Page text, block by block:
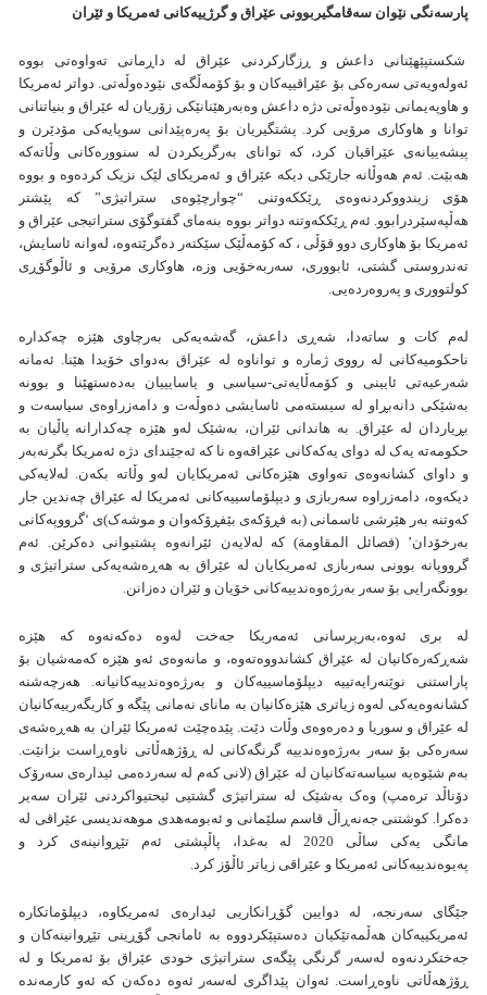
پارسەنگی نێوان سەقامگیربوونی عێراق و گرژییەکانی ئەمریکا و ئێران
شکستپێهێنانی داعش و ڕزگارکردنی عێراق لە داڕمانی تەواوەتی بووە
ئەولەویەتی سەرەکی بۆ عێراقییەکان و بۆ کۆمەڵگەی نێودەوڵەتی. دواتر ئەمریکا
و هاوپەیمانی نێودەوڵەتی دژە داعش وەبەرهێنانێکی زۆریان لە عێراق و بنیاتنانی
توانا و هاوکاری مرۆیی کرد. پشتگیریان بۆ پەرەپێدانی سوپایەكی مۆدێرن و
پیشەییانەی عێراقیان کرد، کە توانای بەرگریکردن لە سنوورەکانی وڵاتەكە
هەبێت. ئەم هەوڵانە جارێکی دیکە عێراق و ئەمریکای لێک نزیک کردەوە و بووە
هۆی زیندووکردنەوەی ڕێککەوتنی “چوارچێوەی ستراتیژی” کە پێشتر
هەڵپەسێردرابوو. ئەم ڕێککەوتنە دواتر بووە بنەمای گفتوگۆی ستراتیجی عێراق و
ئەمریکا بۆ هاوکاری دوو قۆڵی ، کە کۆمەڵێک سێکتەر دەگرێتەوە، لەوانە ئاسایش،
تەندروستی گشتی، ئابووری، سەربەخۆیی وزە، هاوکاری مرۆیی و ئاڵوگۆڕی
کولتووری و پەروەردەیی.
لەم کات و ساتەدا، شەڕی داعش، گەشەیەکی بەرچاوی هێزە چەکدارە
ناحکومیەکانی لە رووی ژمارە و تواناوە لە عێراق بەدوای خۆیدا هێنا. ئەمانە
شەرعیەتی ئایینی و کۆمەڵایەتی-سیاسی و یاسایییان بەدەستهێنا و بوونە
بەشێکی دانەبڕاو لە سیستەمی ئاسایشی دەوڵەت و دامەزراوەی سیاسەت و
بڕیاردان لە عێراق. بە هاندانی ئێران، بەشێک لەو هێزە چەکدارانە پاڵیان بە
حکومەتە یەک لە دوای یەکەکانی عێراقەوە نا کە ئەجێندای دژە ئەمریکا بگرنەبەر
و داوای کشانەوەی تەواوی هێزەکانی ئەمریکایان لەو وڵاتە بكەن. لەلایەکی
دیکەوە، دامەزراوە سەربازی و دیپلۆماسییەکانی ئەمریکا لە عێراق چەندین جار
کەوتنە بەر هێرشی ئاسمانی (بە فڕۆکەی بێفڕۆکەوان و موشەک)ی ‘گرووپەکانی
بەرخۆدان’ (فصائل المقاومة) کە لەلایەن ئێرانەوە پشتیوانی دەکرێن. ئەم
گرووپانە بوونی سەربازی ئەمریکایان لە عێراق بە هەڕەشەیەکی ستراتیژی و
بوونگەرایی بۆ سەر بەرژەوەندییەکانی خۆیان و ئێران دەزانن.
لە بری ئەوە،بەرپرسانی ئەمەریکا جەخت لەوە دەکەنەوە کە هێزە
شەڕکەرەکانیان لە عێراق کشاندووەتەوە، و مانەوەی ئەو هێزە کەمەشیان بۆ
پاراستنی نوێنەرایەتییە دیپلۆماسییەکان و بەرژەوەندییەکانیانە. هەرچەشنە
کشانەوەیەکی لەوە زیاتری هێزەکانیان بە مانای نەمانی پێگە و کاریگەرییەکانیان
لە عێراق و سوریا و دەرەوەی وڵات دێت. پێدەچێت ئەمریکا ئێران بە هەڕەشەی
سەرەکی بۆ سەر بەرژەوەندییە گرنگەکانی لە ڕۆژهەڵاتی ناوەڕاست بزانێت.
بەم شێوەیە سیاسەتەکانیان لە عێراق (لانی کەم لە سەردەمی ئیدارەی سەرۆک
دۆناڵد ترەمپ) وەک بەشێک لە ستراتیژی گشتیی ئیحتیواکردنی ئێران سەیر
دەکرا. کوشتنی جەنەڕاڵ قاسم سلێمانی و ئەبومەهدی موهەندیسی عێراقی لە
مانگی یەکی ساڵی 2020 لە بەغدا، پاڵپشتی ئەم تێڕوانینەی کرد و
پەیوەندییەکانی ئەمریکا و عێراقی زیاتر ئاڵۆز کرد.
جێگای سەرنجە، لە دوایین گۆڕانکاریی ئیدارەی ئەمریکاوە، دیپلۆماتکارە
ئەمریکییەکان هەڵمەتێکیان دەستپێکردووە بە ئامانجی گۆڕینی تێڕوانینەکان و
جەختکردنەوە لەسەر گرنگی پێگەی ستراتیژی خودی عێراق بۆ ئەمریكا و لە
ڕۆژهەڵاتی ناوەڕاست. ئەوان پێداگری لەسەر ئەوە دەکەن کە ئەو کارمەندە